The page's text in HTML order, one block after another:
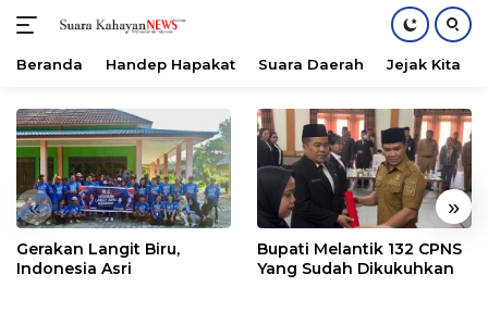
konten
Beranda Handep Hapakat Suara Daerah Jejak Kita
« »
Gerakan Langit Biru,
Indonesia Asri
Bupati Melantik 132 CPNS
Yang Sudah Dikukuhkan